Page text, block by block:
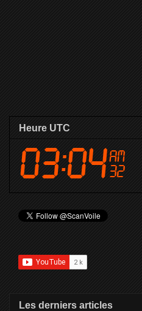
Heure UTC
Les derniers articles